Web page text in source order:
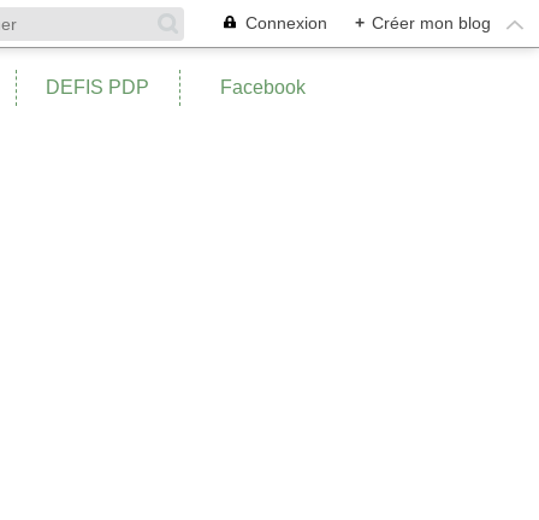
Connexion + Créer mon blog
DEFIS PDP Facebook